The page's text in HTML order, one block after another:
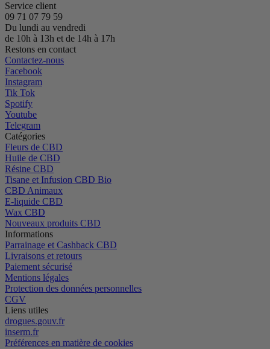
Service client
09 71 07 79 59
Du lundi au vendredi
de 10h à 13h et de 14h à 17h
Restons en contact
Contactez-nous
Facebook
Instagram
Tik Tok
Spotify
Youtube
Telegram
Catégories
Fleurs de CBD
Huile de CBD
Résine CBD
Tisane et Infusion CBD Bio
CBD Animaux
E-liquide CBD
Wax CBD
Nouveaux produits CBD
Informations
Parrainage et Cashback CBD
Livraisons et retours
Paiement sécurisé
Mentions légales
Protection des données personnelles
CGV
Liens utiles
drogues.gouv.fr
inserm.fr
Préférences en matière de cookies